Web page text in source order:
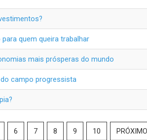
quem queira trabalhar
mais prósperas do mundo
campo progressista
6 7 8 9 10 PRÓXIMO